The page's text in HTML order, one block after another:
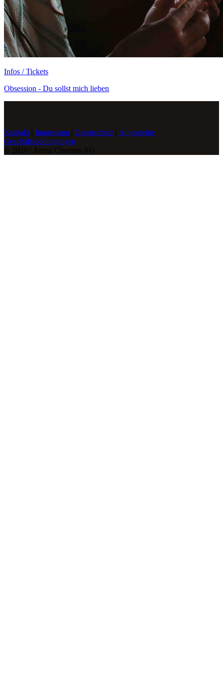
Infos / Tickets
Obsession - Du sollst mich lieben
Kontakt Impressum Datenschutz
Allgemeine
Geschäftsbedingungen
© 2026 | Arena Cinemas AG